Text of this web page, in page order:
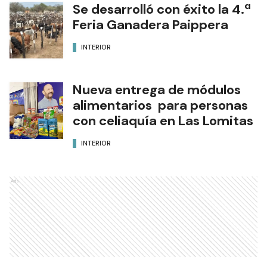
Se desarrolló con éxito la 4.ª
Feria Ganadera Paippera
INTERIOR
Nueva entrega de módulos
alimentarios para personas
con celiaquía en Las Lomitas
INTERIOR
Ads